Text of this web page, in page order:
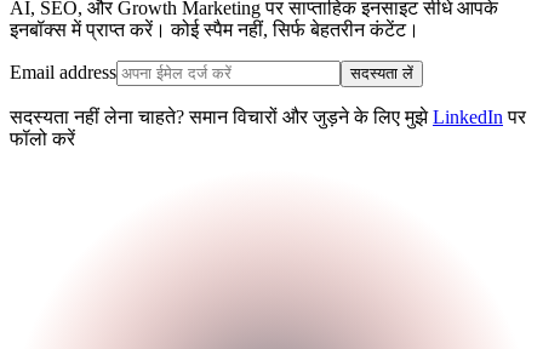
AI, SEO, और Growth Marketing पर साप्ताहिक इनसाइट सीधे आपके
इनबॉक्स में प्राप्त करें। कोई स्पैम नहीं, सिर्फ बेहतरीन कंटेंट।
Email address सदस्यता लें
सदस्यता नहीं लेना चाहते? समान विचारों और जुड़ने के लिए मुझेLinkedIn पर
फॉलो करें